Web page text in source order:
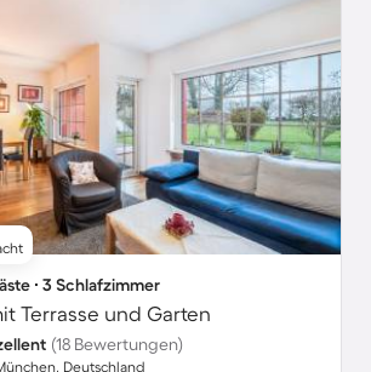
∙ 3 Schlafzimmer
Terrasse und Garten
(18 Bewertungen)
Deutschland